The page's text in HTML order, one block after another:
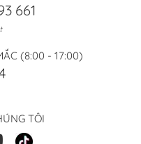
661
(8:00 - 17:00)
TÔI